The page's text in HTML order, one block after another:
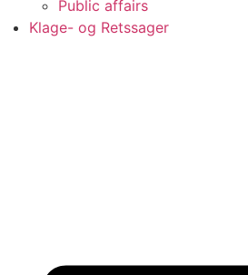
Public affairs
Klage- og Retssager